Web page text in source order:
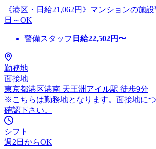
《港区・日給21,062円》マンションの施
日～OK
警備スタッフ 日給22,502円〜
勤務地
面接地
東京都港区港南 天王洲アイル駅 徒歩9分
※こちらは勤務地となります。面接地に
確認下さい。
シフト
週2日からOK